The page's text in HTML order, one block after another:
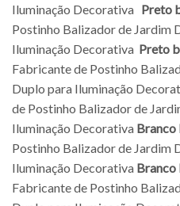
Iluminação Decorativa Preto
Postinho Balizador de Jardim
Iluminação Decorativa Preto
Fabricante de Postinho
Duplo para Iluminação
de Postinho Balizador de
Iluminação Decorativa Branco
Postinho Balizador de Jardim
Iluminação Decorativa
Fabricante de Postinho